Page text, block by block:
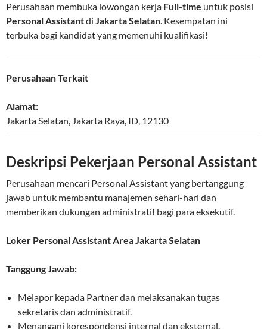
Perusahaan membuka lowongan kerja Full-time untuk posisi
Personal Assistantdi Jakarta Selatan. Kesempatan ini
terbuka bagi kandidat yang memenuhi kualifikasi!
Perusahaan Terkait
Alamat:
Jakarta Selatan, Jakarta Raya, ID, 12130
Deskripsi Pekerjaan Personal Assistant
Perusahaan mencari Personal Assistant yang bertanggung
jawab untuk membantu manajemen sehari-hari dan
memberikan dukungan administratif bagi para eksekutif.
Loker Personal Assistant Area Jakarta Selatan
Tanggung Jawab:
Melapor kepada Partner dan melaksanakan tugas
sekretaris dan administratif.
Menangani korespondensi internal dan eksternal.